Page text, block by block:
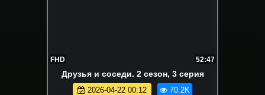
FHD 52:47
Друзья и соседи. 2 сезон, 3 серия
2026-04-22 00:12 70.2K